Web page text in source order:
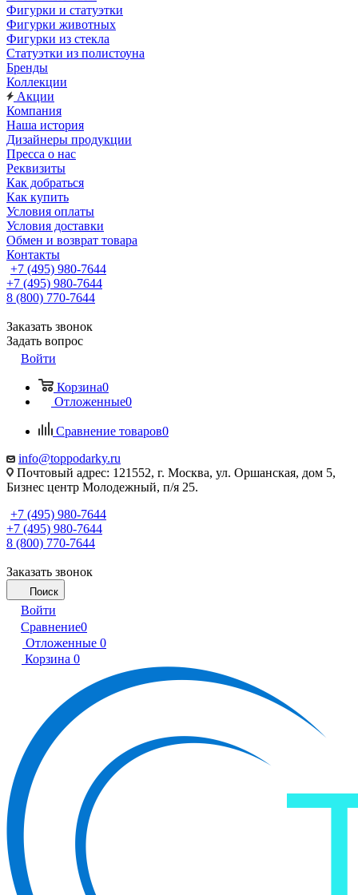
Фигурки и статуэтки
Фигурки животных
Фигурки из стекла
Статуэтки из полистоуна
Бренды
Коллекции
Акции
Компания
Наша история
Дизайнеры продукции
Пресса о нас
Реквизиты
Как добраться
Как купить
Условия оплаты
Условия доставки
Обмен и возврат товара
Контакты
+7 (495) 980-7644
+7 (495) 980-7644
8 (800) 770-7644
Заказать звонок
Задать вопрос
Войти
Корзина0
Отложенные0
Сравнение товаров0
info@toppodarky.ru
Почтовый адрес: 121552, г. Москва, ул. Оршанская, дом 5,
Бизнес центр Молодежный, п/я 25.
+7 (495) 980-7644
+7 (495) 980-7644
8 (800) 770-7644
Заказать звонок
Поиск
Войти
Сравнение0
Отложенные 0
Корзина 0